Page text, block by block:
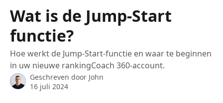
Wat is de Jump-Start
functie?
Hoe werkt de Jump-Start-functie en waar te beginnen
in uw nieuwe rankingCoach 360-account.
Geschreven door John
16 juli 2024